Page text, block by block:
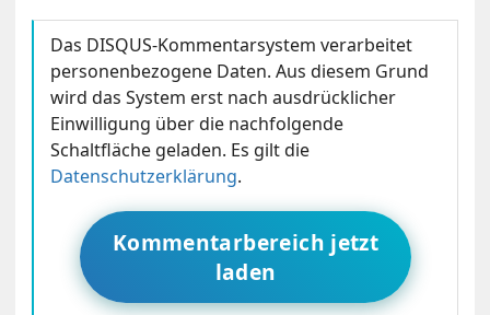
Das DISQUS-Kommentarsystem verarbeitet
personenbezogene Daten. Aus diesem Grund
wird das System erst nach ausdrücklicher
Einwilligung über die nachfolgende
Schaltfläche geladen. Es gilt die
Datenschutzerklärung.
Kommentarbereich jetzt
laden